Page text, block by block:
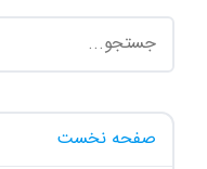
صفحه نخست